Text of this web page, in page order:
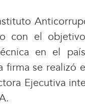
con el
en el
firma se realizó
Ejecutiva